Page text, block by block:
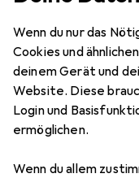
Wenn du nur das
Cookies und
deinem Gerät und
Website. Diese
Login und
ermöglichen.
Wenn du allem
Bewertung für